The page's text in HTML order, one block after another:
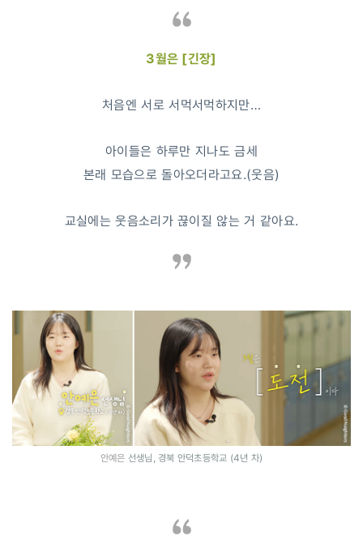
3월은 [긴장]
처음엔 서로 서먹서먹하지만…
아이들은 하루만 지나도 금세
본래 모습으로 돌아오더라고요.(웃음)
교실에는 웃음소리가 끊이질 않는 거 같아요.
안예은 선생님, 경북 안덕초등학교 (4년 차)